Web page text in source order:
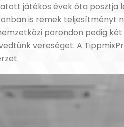
játékos évek óta posztja
is remek teljesítményt
porondon pedig
vereséget. A